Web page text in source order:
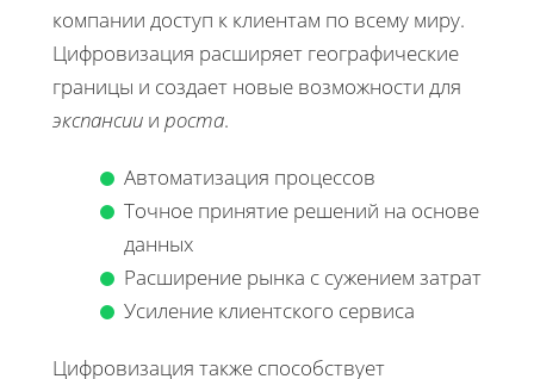
компании доступ к клиентам по всему миру.
Цифровизация расширяет географические
границы и создает новые возможности для
экспансии и роста.
Автоматизация процессов
Точное принятие решений на основе
данных
Расширение рынка с сужением затрат
Усиление клиентского сервиса
Цифровизация также способствует